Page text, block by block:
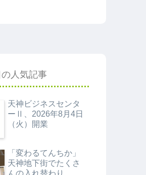
人気記事
天神ビジネスセンタ
ーⅡ、2026年8月4日
（火）開業
「変わるてんちか」
天神地下街でたくさ